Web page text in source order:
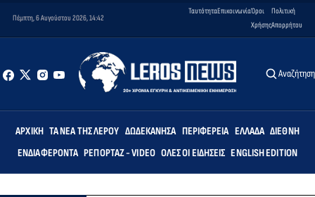
Πέμπτη, 6 Αυγούστου 2026, 14:42
ΤαυτότηταΕπικοινωνίαΌροι
Χρήσης
Πολιτική
Απορρήτου
Αναζήτηση
ΑΡΧΙΚΉ ΤΑ ΝΈΑ ΤΗΣ ΛΈΡΟΥ ΔΩΔΕΚΆΝΗΣΑ ΠΕΡΙΦΈΡΕΙΑ ΕΛΛΆΔΑ ΔΙΕΘΝΉ
ΕΝΔΙΑΦΈΡΟΝΤΑ ΡΕΠΟΡΤΆΖ - VIDEO ΌΛΕΣ ΟΙ ΕΙΔΉΣΕΙΣ ENGLISH EDITION